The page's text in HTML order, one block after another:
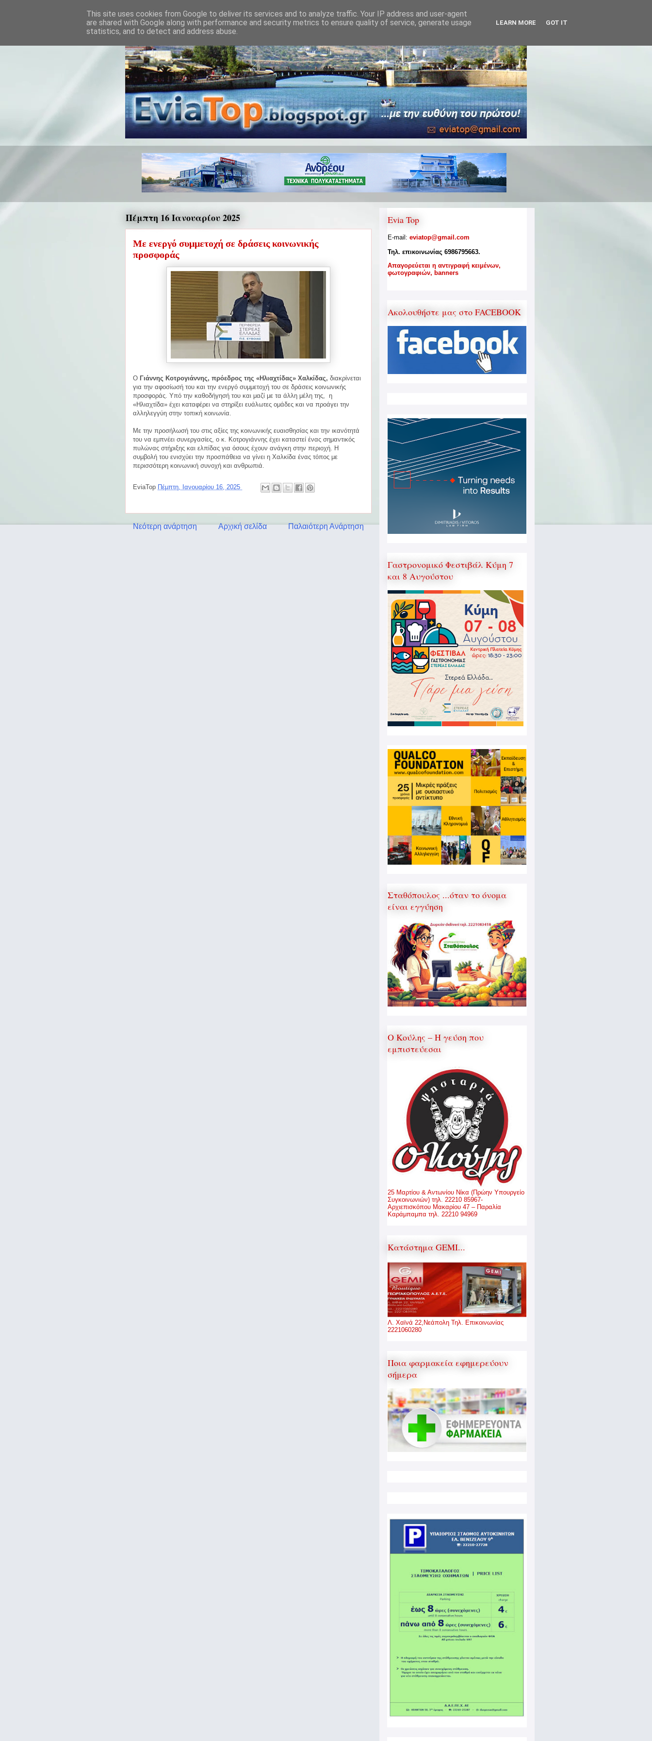
Πέμπτη 16 Ιανουαρίου 2025
Με ενεργό συμμετοχή σε δράσεις κοινωνικής
προσφοράς
Ο Γιάννης Κοτρογιάννης, πρόεδρος της «Ηλιαχτίδας» Χαλκίδας, διακρίνεται
για την αφοσίωσή του και την ενεργό συμμετοχή του σε δράσεις κοινωνικής
προσφοράς. Υπό την καθοδήγησή του και μαζί με τα άλλη μέλη της, η
«Ηλιαχτίδα» έχει καταφέρει να στηρίξει ευάλωτες ομάδες και να προάγει την
αλληλεγγύη στην τοπική κοινωνία.
Με την προσήλωσή του στις αξίες της κοινωνικής ευαισθησίας και την ικανότητά
του να εμπνέει συνεργασίες, ο κ. Κοτρογιάννης έχει καταστεί ένας σημαντικός
πυλώνας στήριξης και ελπίδας για όσους έχουν ανάγκη στην περιοχή. Η
συμβολή του ενισχύει την προσπάθεια να γίνει η Χαλκίδα ένας τόπος με
περισσότερη κοινωνική συνοχή και ανθρωπιά.
EviaTop Πέμπτη, Ιανουαρίου 16, 2025
Νεότερη ανάρτηση Παλαιότερη Ανάρτηση
Αρχική σελίδα
Evia Top
E-mail: eviatop@gmail.com
Τηλ. επικοινωνίας 6986795663.
Aπαγορεύεται η αντιγραφή κειμένων,
φωτογραφιών, banners
Ακολουθήστε μας στο FACEBOOK
Γαστρονομικό Φεστιβάλ Κύμη 7
και 8 Αυγούστου
Σταθόπουλος ...όταν το όνομα
είναι εγγύηση
Ο Κούλης – Η γεύση που
εμπιστεύεσαι
25 Μαρτίου & Αντωνίου Νίκα (Πρώην Υπουργείο
Συγκοινωνιών) τηλ. 22210 85967-
Αρχιεπισκόπου Μακαρίου 47 – Παραλία
Καράμπαμπα τηλ. 22210 94969
Κατάστημα GEMI...
Λ. Χαϊνά 22,Νεάπολη Τηλ. Επικοινωνίας
2221060280
Ποια φαρμακεία εφημερεύουν
σήμερα
This site uses cookies from Google to deliver its services and to analyze traffic. Your IP address and user-agent
are shared with Google along with performance and security metrics to ensure quality of service, generate usage
statistics, and to detect and address abuse.
LEARN MORE GOT IT